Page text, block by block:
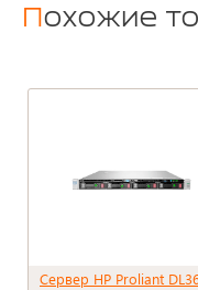
Похожие
Сервер HP Proliant